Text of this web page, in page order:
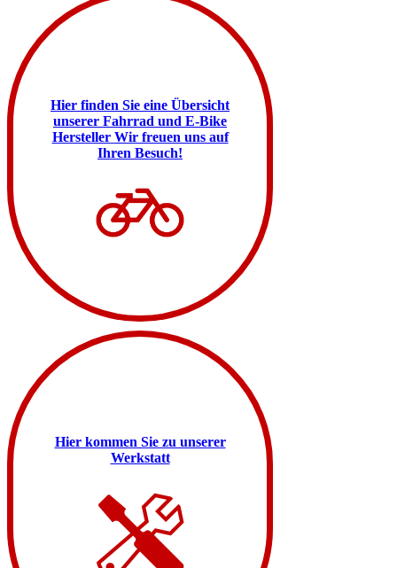
Hier finden Sie eine Übersicht
unserer Fahrrad und E-Bike
Hersteller Wir freuen uns auf
Ihren Besuch!
Hier kommen Sie zu unserer
Werkstatt